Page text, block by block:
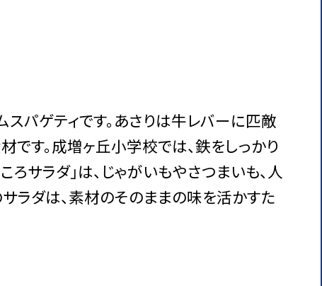
パゲティです。あさりは牛レバーに匹敵
す。成増ヶ丘小学校では、鉄をしっかり
サラダ」は、じゃがいもやさつまいも、人
サラダは、素材のそのままの味を活かすた